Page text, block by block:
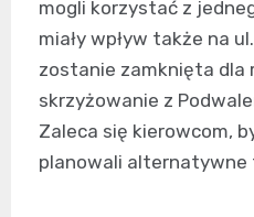
mogli korzystać z
miały wpływ także na
zostanie zamknięta dla
skrzyżowanie z
Zaleca się kierowcom,
planowali alternatywne